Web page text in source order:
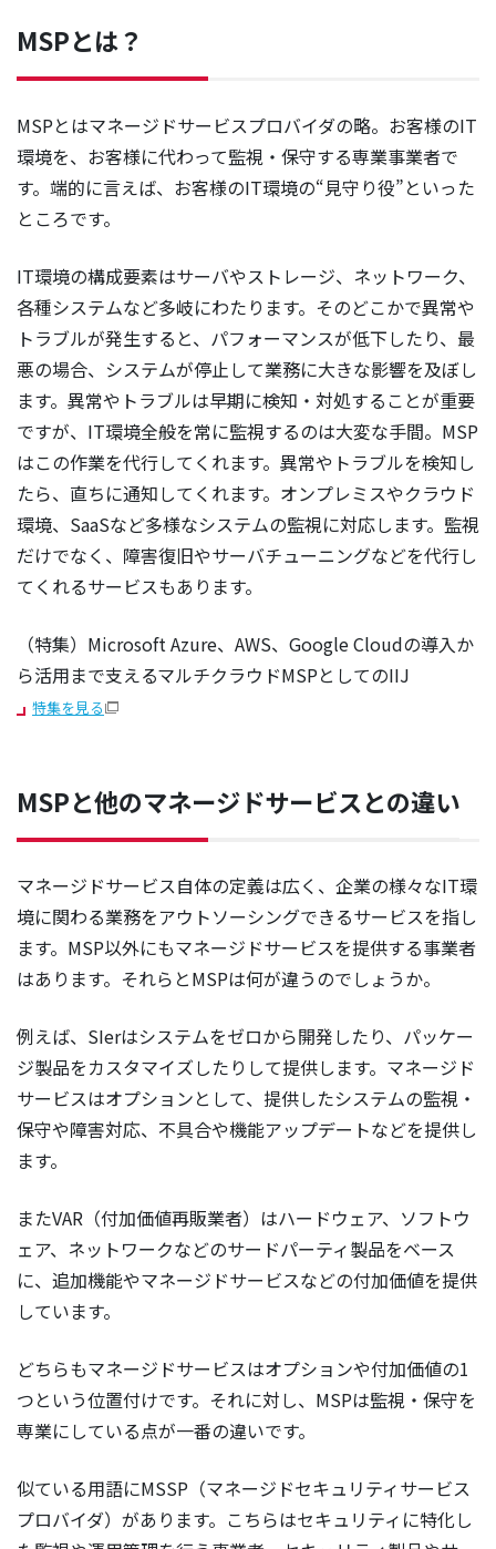
MSPとは？
MSPとはマネージドサービスプロバイダの略。お客様のIT
環境を、お客様に代わって監視・保守する専業事業者で
す。端的に言えば、お客様のIT環境の“見守り役”といった
ところです。
IT環境の構成要素はサーバやストレージ、ネットワーク、
各種システムなど多岐にわたります。そのどこかで異常や
トラブルが発生すると、パフォーマンスが低下したり、最
悪の場合、システムが停止して業務に大きな影響を及ぼし
ます。異常やトラブルは早期に検知・対処することが重要
ですが、IT環境全般を常に監視するのは大変な手間。MSP
はこの作業を代行してくれます。異常やトラブルを検知し
たら、直ちに通知してくれます。オンプレミスやクラウド
環境、SaaSなど多様なシステムの監視に対応します。監視
だけでなく、障害復旧やサーバチューニングなどを代行し
てくれるサービスもあります。
（特集）Microsoft Azure、AWS、Google Cloudの導入か
ら活用まで支えるマルチクラウドMSPとしてのIIJ
特集を見る
MSPと他のマネージドサービスとの違い
マネージドサービス自体の定義は広く、企業の様々なIT環
境に関わる業務をアウトソーシングできるサービスを指し
ます。MSP以外にもマネージドサービスを提供する事業者
はあります。それらとMSPは何が違うのでしょうか。
例えば、SIerはシステムをゼロから開発したり、パッケー
ジ製品をカスタマイズしたりして提供します。マネージド
サービスはオプションとして、提供したシステムの監視・
保守や障害対応、不具合や機能アップデートなどを提供し
ます。
またVAR（付加価値再販業者）はハードウェア、ソフトウ
ェア、ネットワークなどのサードパーティ製品をベース
に、追加機能やマネージドサービスなどの付加価値を提供
しています。
どちらもマネージドサービスはオプションや付加価値の1
つという位置付けです。それに対し、MSPは監視・保守を
専業にしている点が一番の違いです。
似ている用語にMSSP（マネージドセキュリティサービス
プロバイダ）があります。こちらはセキュリティに特化し